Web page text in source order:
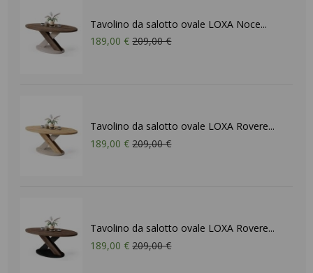
Tavolino da salotto ovale LOXA Noce...
189,00 € 209,00 €
Tavolino da salotto ovale LOXA Rovere...
189,00 € 209,00 €
Tavolino da salotto ovale LOXA Rovere...
189,00 € 209,00 €